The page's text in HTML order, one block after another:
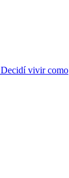
Decidí vivir como